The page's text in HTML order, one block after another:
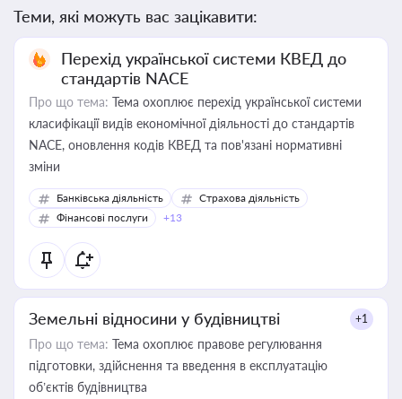
Теми, які можуть вас зацікавити:
Перехід української системи КВЕД до
стандартів NACE
Про що тема: Тема охоплює перехід української системи
класифікації видів економічної діяльності до стандартів
NACE, оновлення кодів КВЕД та пов'язані нормативні
зміни
Банківська діяльність
Страхова діяльність
Фінансові послуги
+13
Земельні відносини у будівництві +1
Про що тема: Тема охоплює правове регулювання
підготовки, здійснення та введення в експлуатацію
об’єктів будівництва